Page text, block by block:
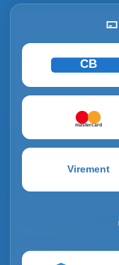
CB
mastercard
Virement